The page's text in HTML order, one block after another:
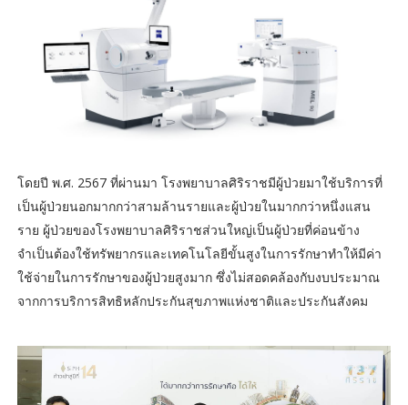
โดยปี พ.ศ. 2567 ที่ผ่านมา โรงพยาบาลศิริราชมีผู้ป่วยมาใช้บริการที่
เป็นผู้ป่วยนอกมากกว่าสามล้านรายและผู้ป่วยในมากกว่าหนึ่งแสน
ราย ผู้ป่วยของโรงพยาบาลศิริราชส่วนใหญ่เป็นผู้ป่วยที่ค่อนข้าง
จำเป็นต้องใช้ทรัพยากรและเทคโนโลยีขั้นสูงในการรักษาทำให้มีค่า
ใช้จ่ายในการรักษาของผู้ป่วยสูงมาก ซึ่งไม่สอดคล้องกับงบประมาณ
จากการบริการสิทธิหลักประกันสุขภาพแห่งชาติและประกันสังคม